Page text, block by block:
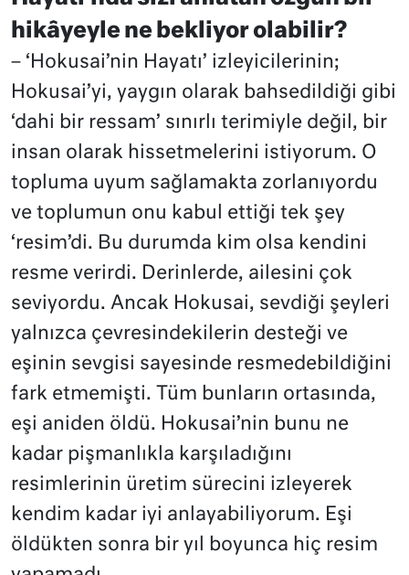
hikâyeyle ne bekliyor olabilir?
– ‘Hokusai’nin Hayatı’ izleyicilerinin;
Hokusai’yi, yaygın olarak bahsedildiği gibi
‘dahi bir ressam’ sınırlı terimiyle değil, bir
insan olarak hissetmelerini istiyorum. O
topluma uyum sağlamakta zorlanıyordu
ve toplumun onu kabul ettiği tek şey
‘resim’di. Bu durumda kim olsa kendini
resme verirdi. Derinlerde, ailesini çok
seviyordu. Ancak Hokusai, sevdiği şeyleri
yalnızca çevresindekilerin desteği ve
eşinin sevgisi sayesinde resmedebildiğini
fark etmemişti. Tüm bunların ortasında,
eşi aniden öldü. Hokusai’nin bunu ne
kadar pişmanlıkla karşıladığını
resimlerinin üretim sürecini izleyerek
kendim kadar iyi anlayabiliyorum. Eşi
öldükten sonra bir yıl boyunca hiç resim